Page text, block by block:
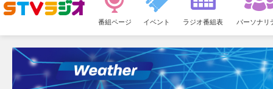
ュ
ー
番組ページ イベント ラジオ番組表 パーソナリ